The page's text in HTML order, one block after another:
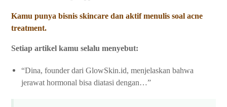
Kamu punya bisnis skincare dan aktif menulis soal acne
treatment.
Setiap artikel kamu selalu menyebut:
“Dina, founder dari GlowSkin.id, menjelaskan bahwa
jerawat hormonal bisa diatasi dengan…”